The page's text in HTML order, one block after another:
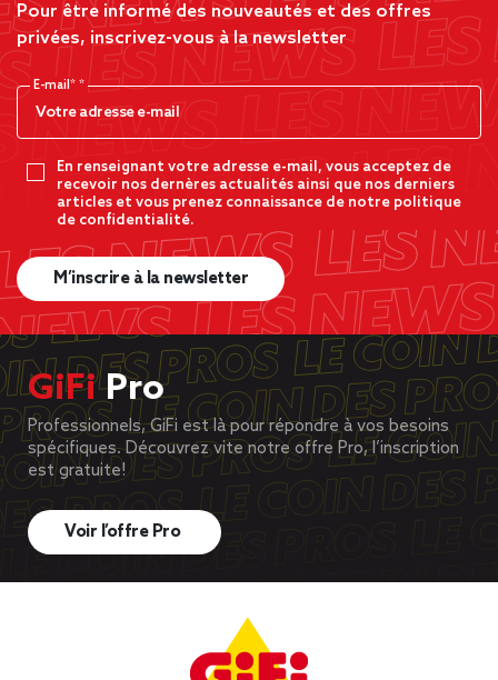
Pour être informé des nouveautés et des offres
privées, inscrivez-vous à la newsletter
E-mail*
En renseignant votre adresse e-mail, vous acceptez de
recevoir nos dernères actualités ainsi que nos derniers
articles et vous prenez connaissance de notre politique
de confidentialité.
M’inscrire à la newsletter
GiFiPro
Professionnels, GiFi est là pour répondre à vos besoins
spécifiques. Découvrez vite notre offre Pro, l’inscription
est gratuite!
Voir l’offre Pro